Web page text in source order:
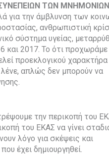
ΤΩΝ ΜΝΗΜΟΝΙΩΝ
για την άμβλυνση των
ανθρωπιστική
σύστημα υγείας,
και 2017. Το ότι
προεκλογικού χαρακτήρα
λένε, απλώς δεν μπορούν να
την περικοπή του
του ΕΚΑΣ να γίνει
λόγο για σκέψεις και
έχει δημιουργηθεί.